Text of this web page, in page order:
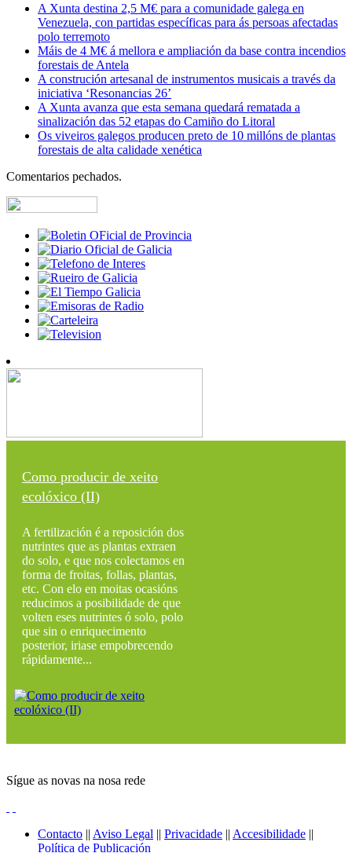
A Xunta destina 2,5 M€ para a comunidade galega en
Venezuela, con partidas específicas para ás persoas afectadas
polo terremoto
Máis de 4 M€ á mellora e ampliación da base contra incendios
forestais de Antela
A construción artesanal de instrumentos musicais a través da
iniciativa ‘Resonancias 26’
A Xunta avanza que esta semana quedará rematada a
sinalización das 52 etapas do Camiño do Litoral
Os viveiros galegos producen preto de 10 millóns de plantas
forestais de alta calidade xenética
Comentarios pechados.
Como producir de xeito
ecolóxico (II)
A fertilización é a reposición dos
nutrintes que as plantas extraen
do solo, e que nos colectamos en
forma de froitas, follas, plantas,
etc. Con elo en moitas ocasións
reducimos a posibilidade de que
volten eses nutrintes ó solo, polo
que sin o enriquecimento
posterior, iriase empobrecendo
rápidamente...
Sígue as novas na nosa rede
Contacto || Aviso Legal || Privacidade || Accesibilidade ||
Política de Publicación